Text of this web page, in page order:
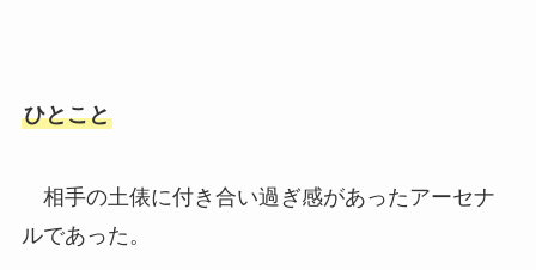
ひとこと
相手の土俵に付き合い過ぎ感があったアーセナ
ルであった。